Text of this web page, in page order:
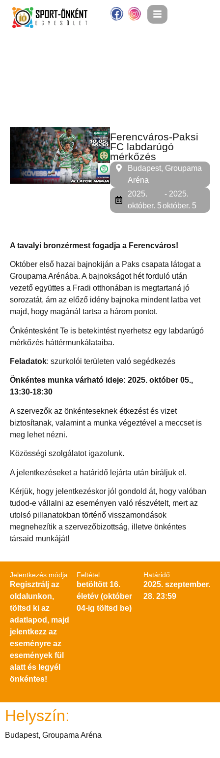
Ferencváros-Paksi
FC labdarúgó
mérkőzés
Budapest, Groupama
Aréna
2025.
október. 5
- 2025.
október. 5
A tavalyi bronzérmest fogadja a Ferencváros!
Október első hazai bajnokiján a Paks csapata látogat a
Groupama Arénába. A bajnokságot hét forduló után
vezető együttes a Fradi otthonában is megtartaná jó
sorozatát, ám az előző idény bajnoka mindent latba vet
majd, hogy magánál tartsa a három pontot.
Önkéntesként Te is betekintést nyerhetsz egy labdarúgó
mérkőzés háttérmunkálataiba.
Feladatok: szurkolói területen való segédkezés
Önkéntes munka várható ideje: 2025. október 05.,
13:30-18:30
A szervezők az önkénteseknek étkezést és vizet
biztosítanak, valamint a munka végeztével a meccset is
meg lehet nézni.
Közösségi szolgálatot igazolunk.
A jelentkezéseket a határidő lejárta után bíráljuk el.
Kérjük, hogy jelentkezéskor jól gondold át, hogy valóban
tudod-e vállalni az eseményen való részvételt, mert az
utolsó pillanatokban történő visszamondások
megnehezítik a szervezőbizottság, illetve önkéntes
társaid munkáját!
Jelentkezés módja
Regisztrálj az
oldalunkon,
töltsd ki az
adatlapod, majd
jelentkezz az
eseményre az
események fül
alatt és legyél
önkéntes!
Feltétel
betöltött 16.
életév (október
04-ig töltsd be)
Határidő
2025. szeptember.
28. 23:59
Helyszín:
Budapest, Groupama Aréna